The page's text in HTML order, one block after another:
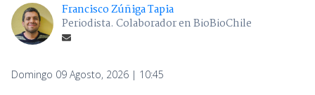
Francisco Zúñiga Tapia
Periodista. Colaborador en BioBioChile
Domingo 09 Agosto, 2026 | 10:45